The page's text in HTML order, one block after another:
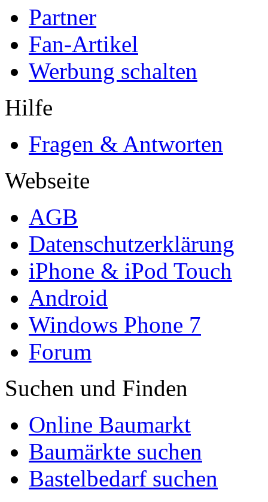
Partner
Fan-Artikel
Werbung schalten
Hilfe
Fragen & Antworten
Webseite
AGB
Datenschutzerklärung
iPhone & iPod Touch
Android
Windows Phone 7
Forum
Suchen und Finden
Online Baumarkt
Baumärkte suchen
Bastelbedarf suchen